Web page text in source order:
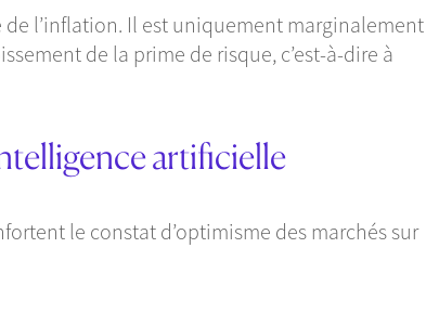
l’inflation. Il est uniquement marginalement
de la prime de risque, c’est-à-dire à
artificielle
le constat d’optimisme des marchés sur